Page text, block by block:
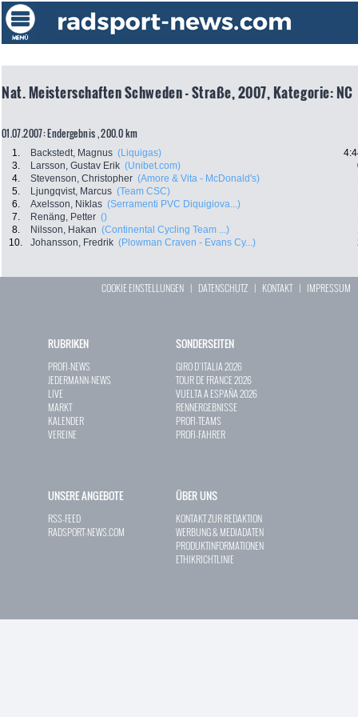
Nat. Meisterschaften Schweden - Straße, 2007, Kategorie: NC
01.07.2007: Endergebnis , 200.0 km
1. Backstedt, Magnus (Liquigas)
3.
Larsson, Gustav Erik (Unibet.com)
4.
Stevenson, Christopher (Amore & Vita - McDonald's)
5.
Ljungqvist, Marcus (Team CSC)
6.
Axelsson, Niklas (Serramenti PVC Diquigiova...)
7.
Renäng, Petter ()
8.
Nilsson, Hakan (Continental Cycling Team ...)
10.
Johansson, Fredrik (Plowman Craven - Evans Cy...)
COOKIE EINSTELLUNGEN | DATENSCHUTZ | KONTAKT| IMPRESSUM
RUBRIKEN
PROFI-NEWS
JEDERMANN-NEWS
LIVE
MARKT
KALENDER
VEREINE
SONDERSEITEN
GIRO D`ITALIA 2026
TOUR DE FRANCE 2026
VUELTA A ESPAÑA 2026
RENNERGEBNISSE
PROFI-TEAMS
PROFI-FAHRER
UNSERE ANGEBOTE
RSS-FEED
RADSPORT-NEWS.COM
ÜBER UNS
KONTAKT ZUR REDAKTION
WERBUNG & MEDIADATEN
PRODUKTINFORMATIONEN
ETHIKRICHTLINIE